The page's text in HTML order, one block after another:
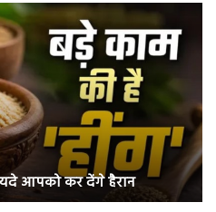
आपको कर देंगे हैरान
भी
हो
हैं